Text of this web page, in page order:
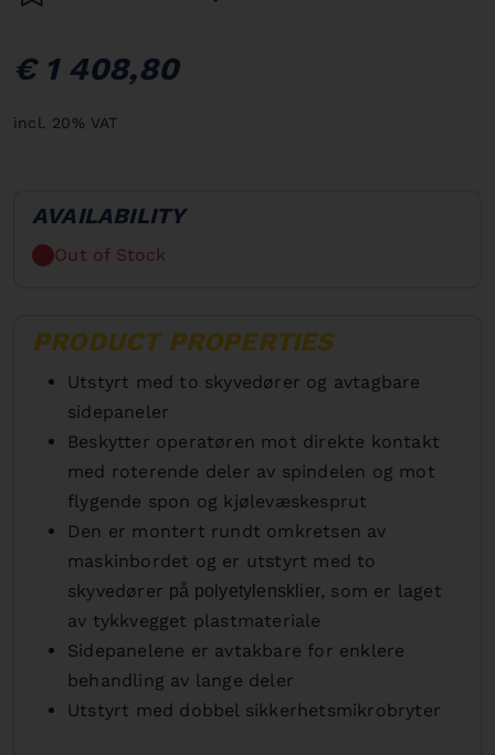
€ 1 408,80
incl. 20% VAT
AVAILABILITY
Out of Stock
PRODUCT PROPERTIES
Utstyrt med to skyvedører og avtagbare
sidepaneler
Beskytter operatøren mot direkte kontakt
med roterende deler av spindelen og mot
flygende spon og kjølevæskesprut
Den er montert rundt omkretsen av
maskinbordet og er utstyrt med to
skyvedører på polyetylensklier, som er laget
av tykkvegget plastmateriale
Sidepanelene er avtakbare for enklere
behandling av lange deler
Utstyrt med dobbel sikkerhetsmikrobryter